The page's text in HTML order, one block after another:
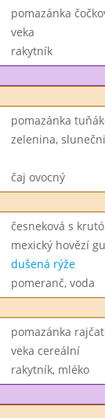
pomazánka
veka
rakytník
pomazánka
zelenina,
čaj ovocný
česneková s
mexický hovězí
dušená rýže
pomeranč, voda
pomazánka
veka cereální
rakytník, mléko